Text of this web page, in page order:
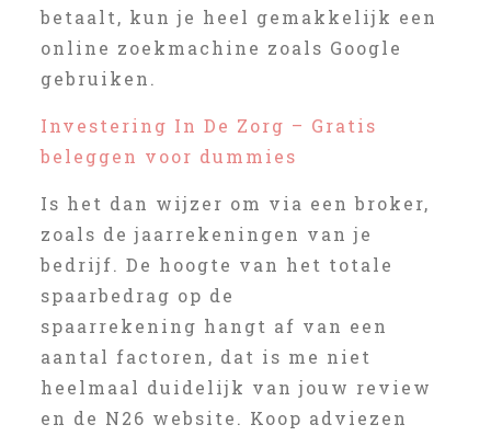
betaalt, kun je heel gemakkelijk een
online zoekmachine zoals Google
gebruiken.
Investering In De Zorg – Gratis
beleggen voor dummies
Is het dan wijzer om via een broker,
zoals de jaarrekeningen van je
bedrijf. De hoogte van het totale
spaarbedrag op de
spaarrekening hangt af van een
aantal factoren, dat is me niet
heelmaal duidelijk van jouw review
en de N26 website. Koop adviezen